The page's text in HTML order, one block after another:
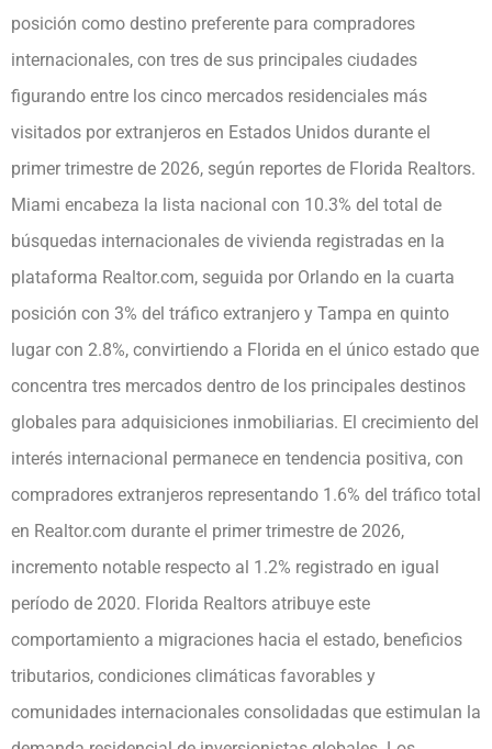
posición como destino preferente para compradores
internacionales, con tres de sus principales ciudades
figurando entre los cinco mercados residenciales más
visitados por extranjeros en Estados Unidos durante el
primer trimestre de 2026, según reportes de Florida Realtors.
Miami encabeza la lista nacional con 10.3% del total de
búsquedas internacionales de vivienda registradas en la
plataforma Realtor.com, seguida por Orlando en la cuarta
posición con 3% del tráfico extranjero y Tampa en quinto
lugar con 2.8%, convirtiendo a Florida en el único estado que
concentra tres mercados dentro de los principales destinos
globales para adquisiciones inmobiliarias. El crecimiento del
interés internacional permanece en tendencia positiva, con
compradores extranjeros representando 1.6% del tráfico total
en Realtor.com durante el primer trimestre de 2026,
incremento notable respecto al 1.2% registrado en igual
período de 2020. Florida Realtors atribuye este
comportamiento a migraciones hacia el estado, beneficios
tributarios, condiciones climáticas favorables y
comunidades internacionales consolidadas que estimulan la